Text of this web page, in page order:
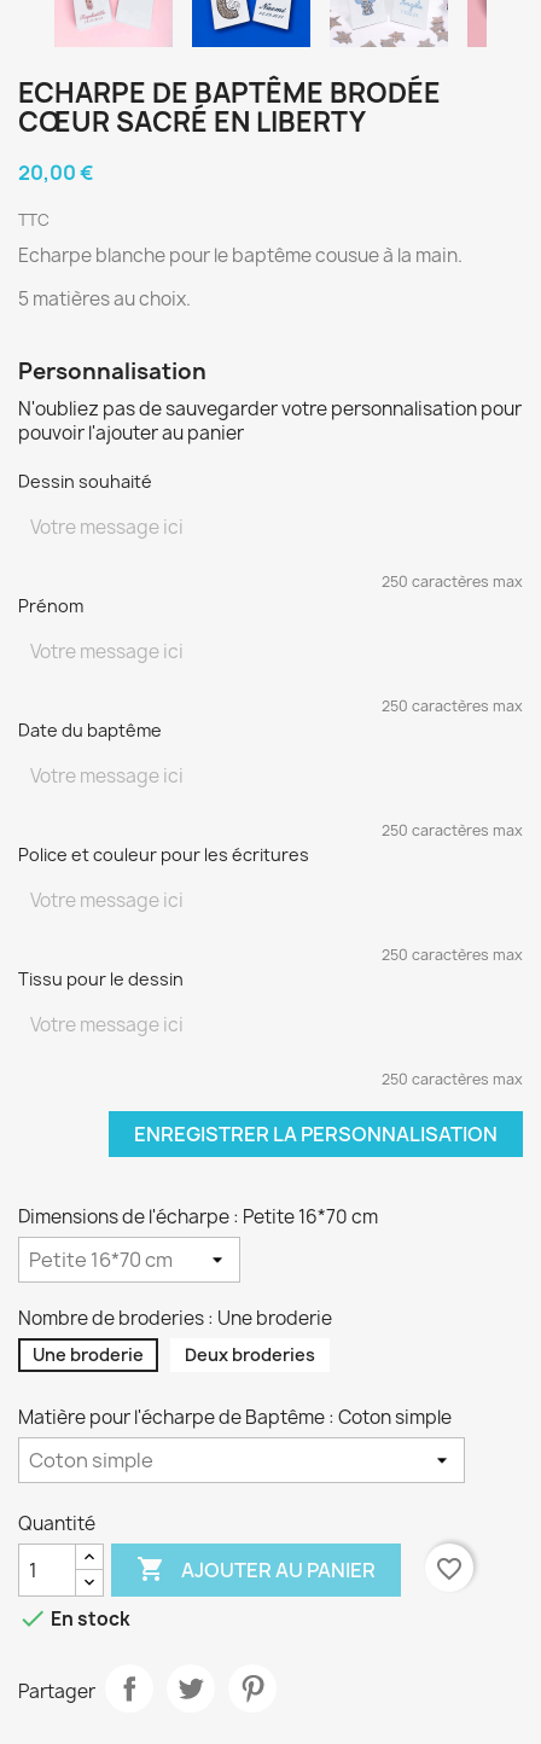
ECHARPE DE BAPTÊME BRODÉE
CŒUR SACRÉ EN LIBERTY
20,00 €
TTC
Echarpe blanche pour le baptême cousue à la main.
5 matières au choix.
Personnalisation
N'oubliez pas de sauvegarder votre personnalisation pour
pouvoir l'ajouter au panier
Dessin souhaité
250 caractères max
Prénom
250 caractères max
Date du baptême
250 caractères max
Police et couleur pour les écritures
250 caractères max
Tissu pour le dessin
250 caractères max
ENREGISTRER LA PERSONNALISATION
Dimensions de l'écharpe : Petite 16*70 cm
Nombre de broderies : Une broderie
Une broderie Deux broderies
Matière pour l'écharpe de Baptême : Coton simple
Quantité
 AJOUTER AU PANIER
favorite_border
 En stock
Partager